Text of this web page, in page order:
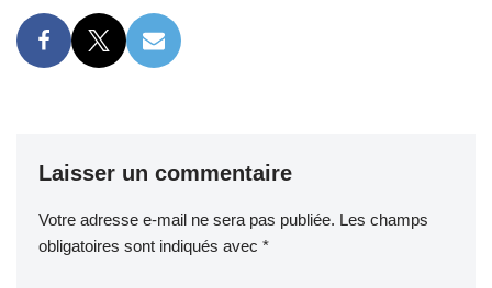
Laisser un commentaire
Votre adresse e-mail ne sera pas publiée. Les champs
obligatoires sont indiqués avec *